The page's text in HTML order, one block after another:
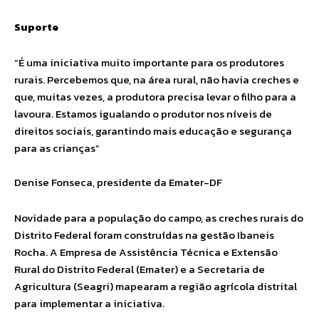
Suporte
“É uma iniciativa muito importante para os produtores
rurais. Percebemos que, na área rural, não havia creches e
que, muitas vezes, a produtora precisa levar o filho para a
lavoura. Estamos igualando o produtor nos níveis de
direitos sociais, garantindo mais educação e segurança
para as crianças”
Denise Fonseca, presidente da Emater-DF
Novidade para a população do campo, as creches rurais do
Distrito Federal foram construídas na gestão Ibaneis
Rocha. A Empresa de Assistência Técnica e Extensão
Rural do Distrito Federal (Emater) e a Secretaria de
Agricultura (Seagri) mapearam a região agrícola distrital
para implementar a iniciativa.